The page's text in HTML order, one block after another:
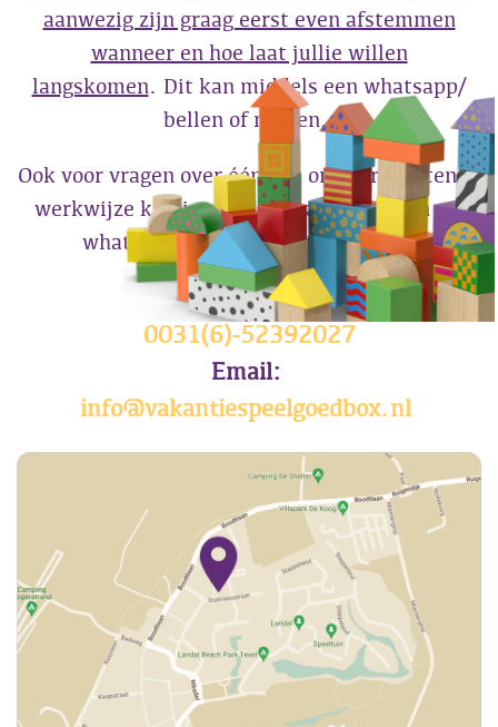
aanwezig zijn graag eerst even afstemmen
wanneer en hoe laat jullie willen
langskomen. Dit kan middels een whatsapp/
bellen of mailen.
Ook voor vragen over één van onze producten of
werkwijze kun je altijd contact opnemen via
whats app / bellen of mailen naar:
Telefoon:
0031(6)-52392027
Email:
info@vakantiespeelgoedbox.nl